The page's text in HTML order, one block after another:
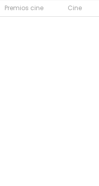
Premios cine Cine